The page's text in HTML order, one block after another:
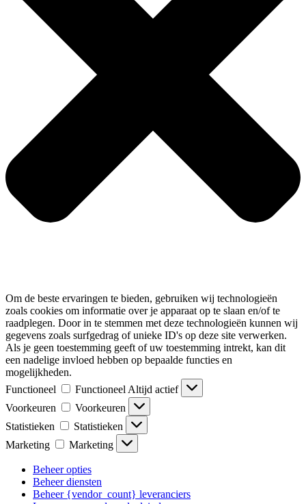
Om de beste ervaringen te bieden, gebruiken wij technologieën
zoals cookies om informatie over je apparaat op te slaan en/of te
raadplegen. Door in te stemmen met deze technologieën kunnen wij
gegevens zoals surfgedrag of unieke ID's op deze site verwerken.
Als je geen toestemming geeft of uw toestemming intrekt, kan dit
een nadelige invloed hebben op bepaalde functies en
mogelijkheden.
Functioneel
FunctioneelAltijd actief
Voorkeuren
Voorkeuren
Statistieken
Statistieken
Marketing
Marketing
Beheer opties
Beheer diensten
Beheer {vendor_count} leveranciers